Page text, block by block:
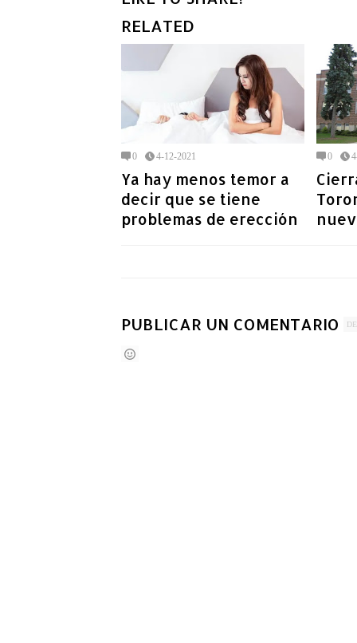
RELATED
0 4-12-2021
Ya hay menos temor a
decir que se tiene
problemas de erección
0
PUBLICAR UN COMENTARIO